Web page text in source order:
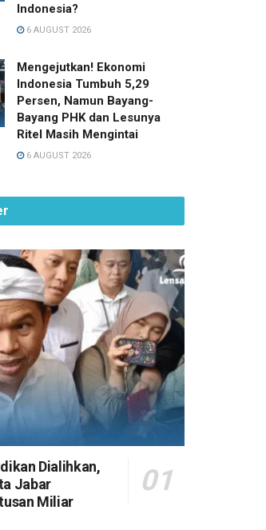
Indonesia?
6 AUGUST 2026
Mengejutkan! Ekonomi
Indonesia Tumbuh 5,29
Persen, Namun Bayang-
Bayang PHK dan Lesunya
Ritel Masih Mengintai
6 AUGUST 2026
Dialihkan,
Jabar
Miliar